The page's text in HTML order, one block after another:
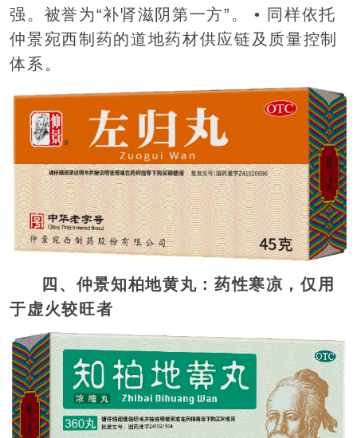
强。被誉为“补肾滋阴第一方”。 • 同样依托
仲景宛西制药的道地药材供应链及质量控制
体系。
四、仲景知柏地黄丸：药性寒凉，仅用
于虚火较旺者